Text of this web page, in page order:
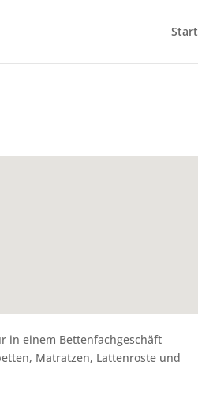
Start
in einem Bettenfachgeschäft
Matratzen, Lattenroste und